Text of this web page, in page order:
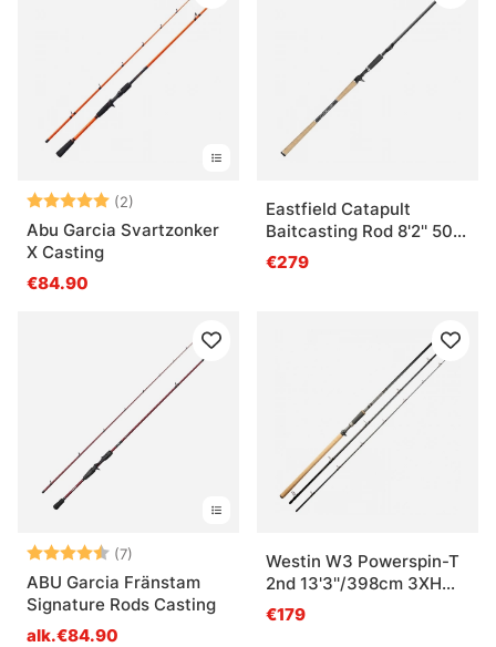
Arvio: (2)
5.0 5:sta tähdestä
Abu Garcia Svartzonker
X Casting
€84.90
Eastfield Catapult
Baitcasting Rod 8'2'' 50-
150g V2
€279
Arvio: (7)
4.4 5:sta tähdestä
ABU Garcia Fränstam
Signature Rods Casting
alk.€84.90
Westin W3 Powerspin-T
2nd 13'3''/398cm 3XH
50-180g 3sec
€179